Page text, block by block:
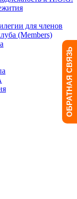
для членов
(Members)
ОБРАТНАЯ СВЯЗЬ